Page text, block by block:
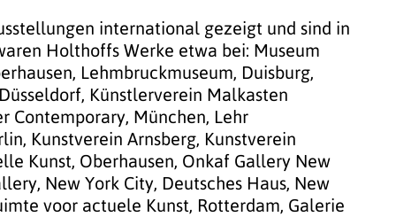
international gezeigt und sind in
Holthoffs Werke etwa bei: Museum
Lehmbruckmuseum, Duisburg,
Künstlerverein Malkasten
Contemporary, München, Lehr
Kunstverein Arnsberg, Kunstverein
Kunst, Oberhausen, Onkaf Gallery New
New York City, Deutsches Haus, New
voor actuele Kunst, Rotterdam, Galerie